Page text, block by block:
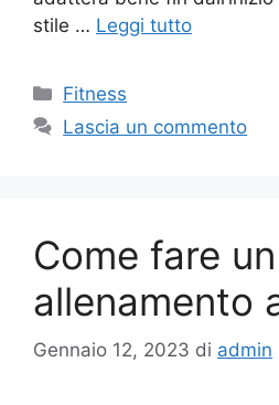
stile … Leggi tutto
Fitness
Lascia un commento
Come fare
allenamento
Gennaio 12, 2023 di admin